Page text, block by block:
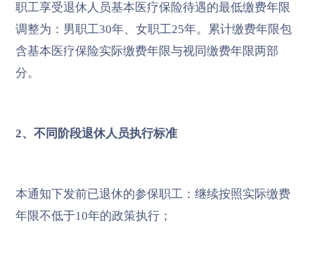
职工享受退休人员基本医疗保险待遇的最低缴费年限
调整为：男职工30年、女职工25年。累计缴费年限包
含基本医疗保险实际缴费年限与视同缴费年限两部
分。
2、不同阶段退休人员执行标准
本通知下发前已退休的参保职工：继续按照实际缴费
年限不低于10年的政策执行；